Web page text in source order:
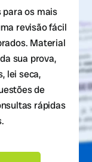
para os mais
revisão fácil
Material
sua prova,
lei seca,
de
rápidas